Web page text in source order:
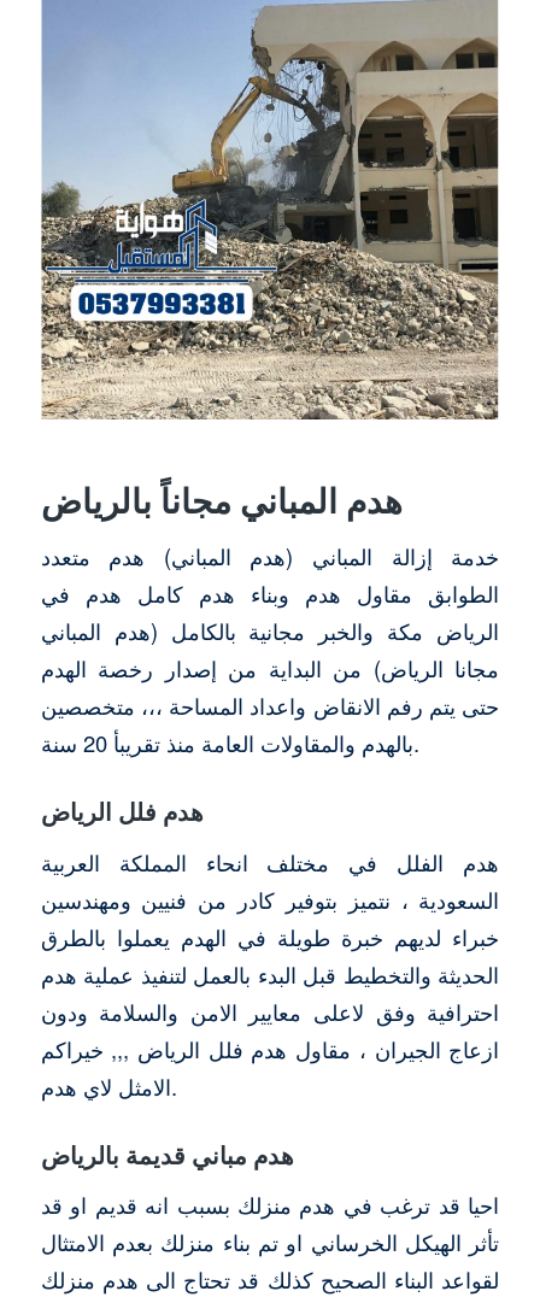
هدم المباني مجاناً بالرياض
خدمة إزالة المباني (هدم المباني) هدم متعدد
الطوابق مقاول هدم وبناء هدم كامل هدم في
الرياض مكة والخبر مجانية بالكامل (هدم المباني
مجانا الرياض) من البداية من إصدار رخصة الهدم
حتى يتم رفم الانقاض واعداد المساحة ،،، متخصصين
بالهدم والمقاولات العامة منذ تقريبأ 20 سنة.
هدم فلل الرياض
هدم الفلل في مختلف انحاء المملكة العربية
السعودية ، نتميز بتوفير كادر من فنيين ومهندسين
خبراء لديهم خبرة طويلة في الهدم يعملوا بالطرق
الحديثة والتخطيط قبل البدء بالعمل لتنفيذ عملية هدم
احترافية وفق لاعلى معايير الامن والسلامة ودون
ازعاج الجيران ، مقاول هدم فلل الرياض ,,, خيراكم
الامثل لاي هدم.
هدم مباني قديمة بالرياض
احيا قد ترغب في هدم منزلك بسبب انه قديم او قد
تأثر الهيكل الخرساني او تم بناء منزلك بعدم الامتثال
لقواعد البناء الصحيح كذلك قد تحتاج الى هدم منزلك